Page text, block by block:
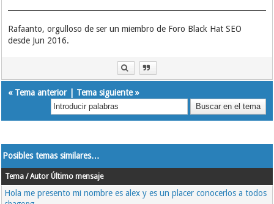
Rafaanto, orgulloso de ser un miembro de Foro Black Hat SEO
desde Jun 2016.
« Tema anterior| Tema siguiente»
Posibles temas similares…
Tema / Autor Último mensaje
Hola me presento mi nombre es alex y es un placer conocerlos a todos